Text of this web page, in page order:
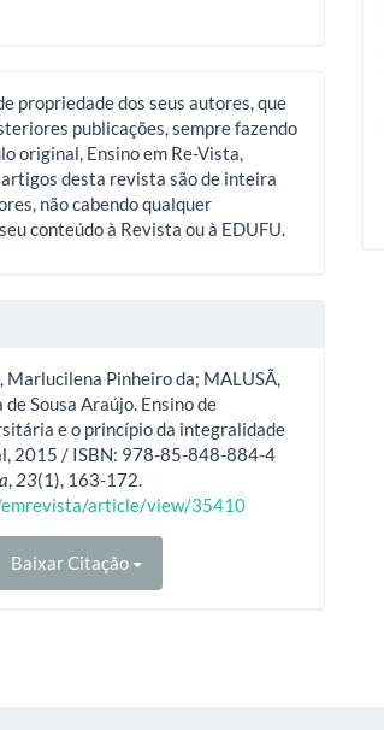
propriedade dos seus autores, que
publicações, sempre fazendo
original, Ensino em Re-Vista,
artigos desta revista são de inteira
não cabendo qualquer
conteúdo à Revista ou à EDUFU.
Marlucilena Pinheiro da; MALUSÃ,
Sousa Araújo. Ensino de
e o princípio da integralidade
2015 / ISBN: 978-85-848-884-4
23(1), 163-172.
article/view/35410
Baixar Citação